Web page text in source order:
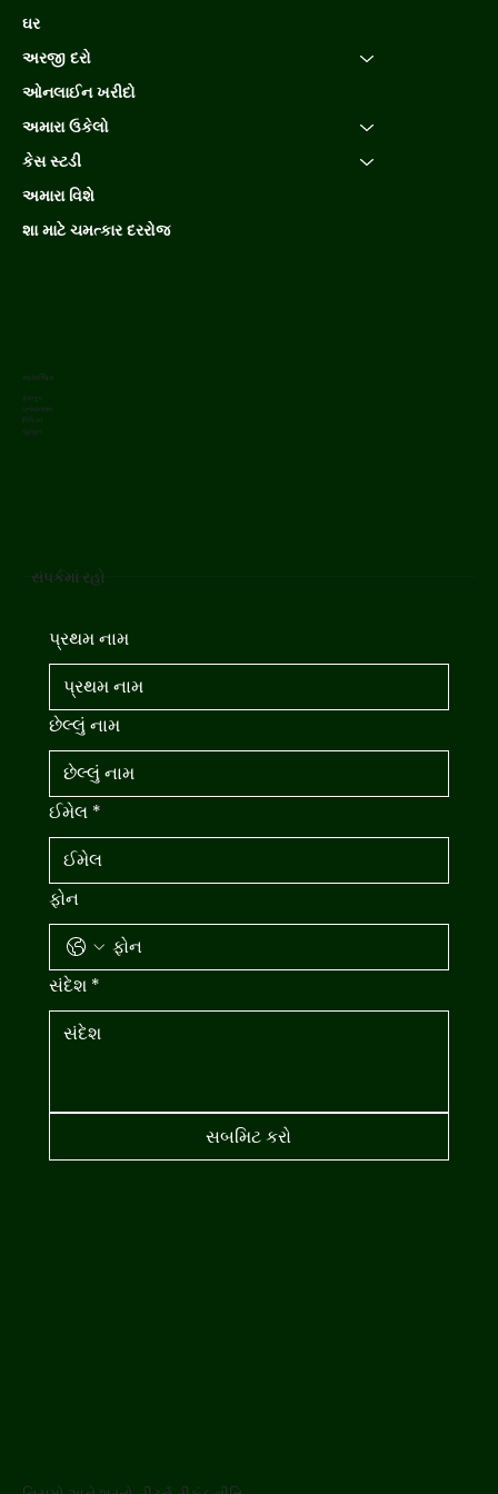
સંપર્કમાં રહો
પ્રથમ નામ
છેલ્લું નામ
ઈમેલ *
ફોન
સંદેશ *
સબમિટ કરો
ઘર
અરજી દરો
ઓનલાઈન ખરીદો
અમારા ઉકેલો
કેસ સ્ટડી
અમારા વિશે
શા માટે ચમત્કાર દરરોજ
સામાજિક
ફેસબુક
ઇન્સ્ટાગ્રામ
લિંક્ડિન
યુટ્યુબ